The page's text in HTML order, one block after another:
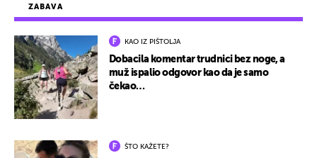
ZABAVA
KAO IZ PIŠTOLJA
Dobacila komentar trudnici bez noge, a
muž ispalio odgovor kao da je samo
čekao…
ŠTO KAŽETE?